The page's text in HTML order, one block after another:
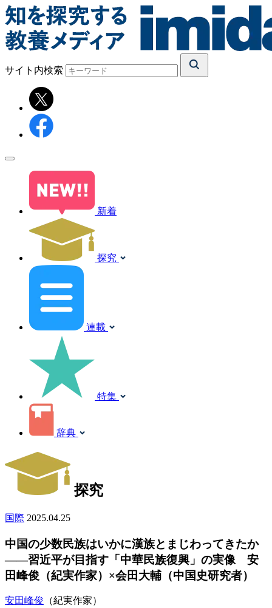
サイト内検索
新着
探究
連載
特集
辞典
探究
国際 2025.04.25
中国の少数民族はいかに漢族とまじわってきたか
――習近平が目指す「中華民族復興」の実像 安
田峰俊（紀実作家）×会田大輔（中国史研究者）
安田峰俊 （紀実作家）